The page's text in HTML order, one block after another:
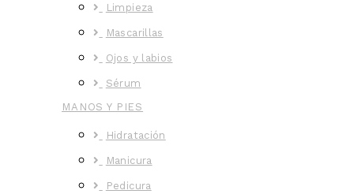
Limpieza
Mascarillas
Ojos y labios
Sérum
MANOS Y PIES
Hidratación
Manicura
Pedicura